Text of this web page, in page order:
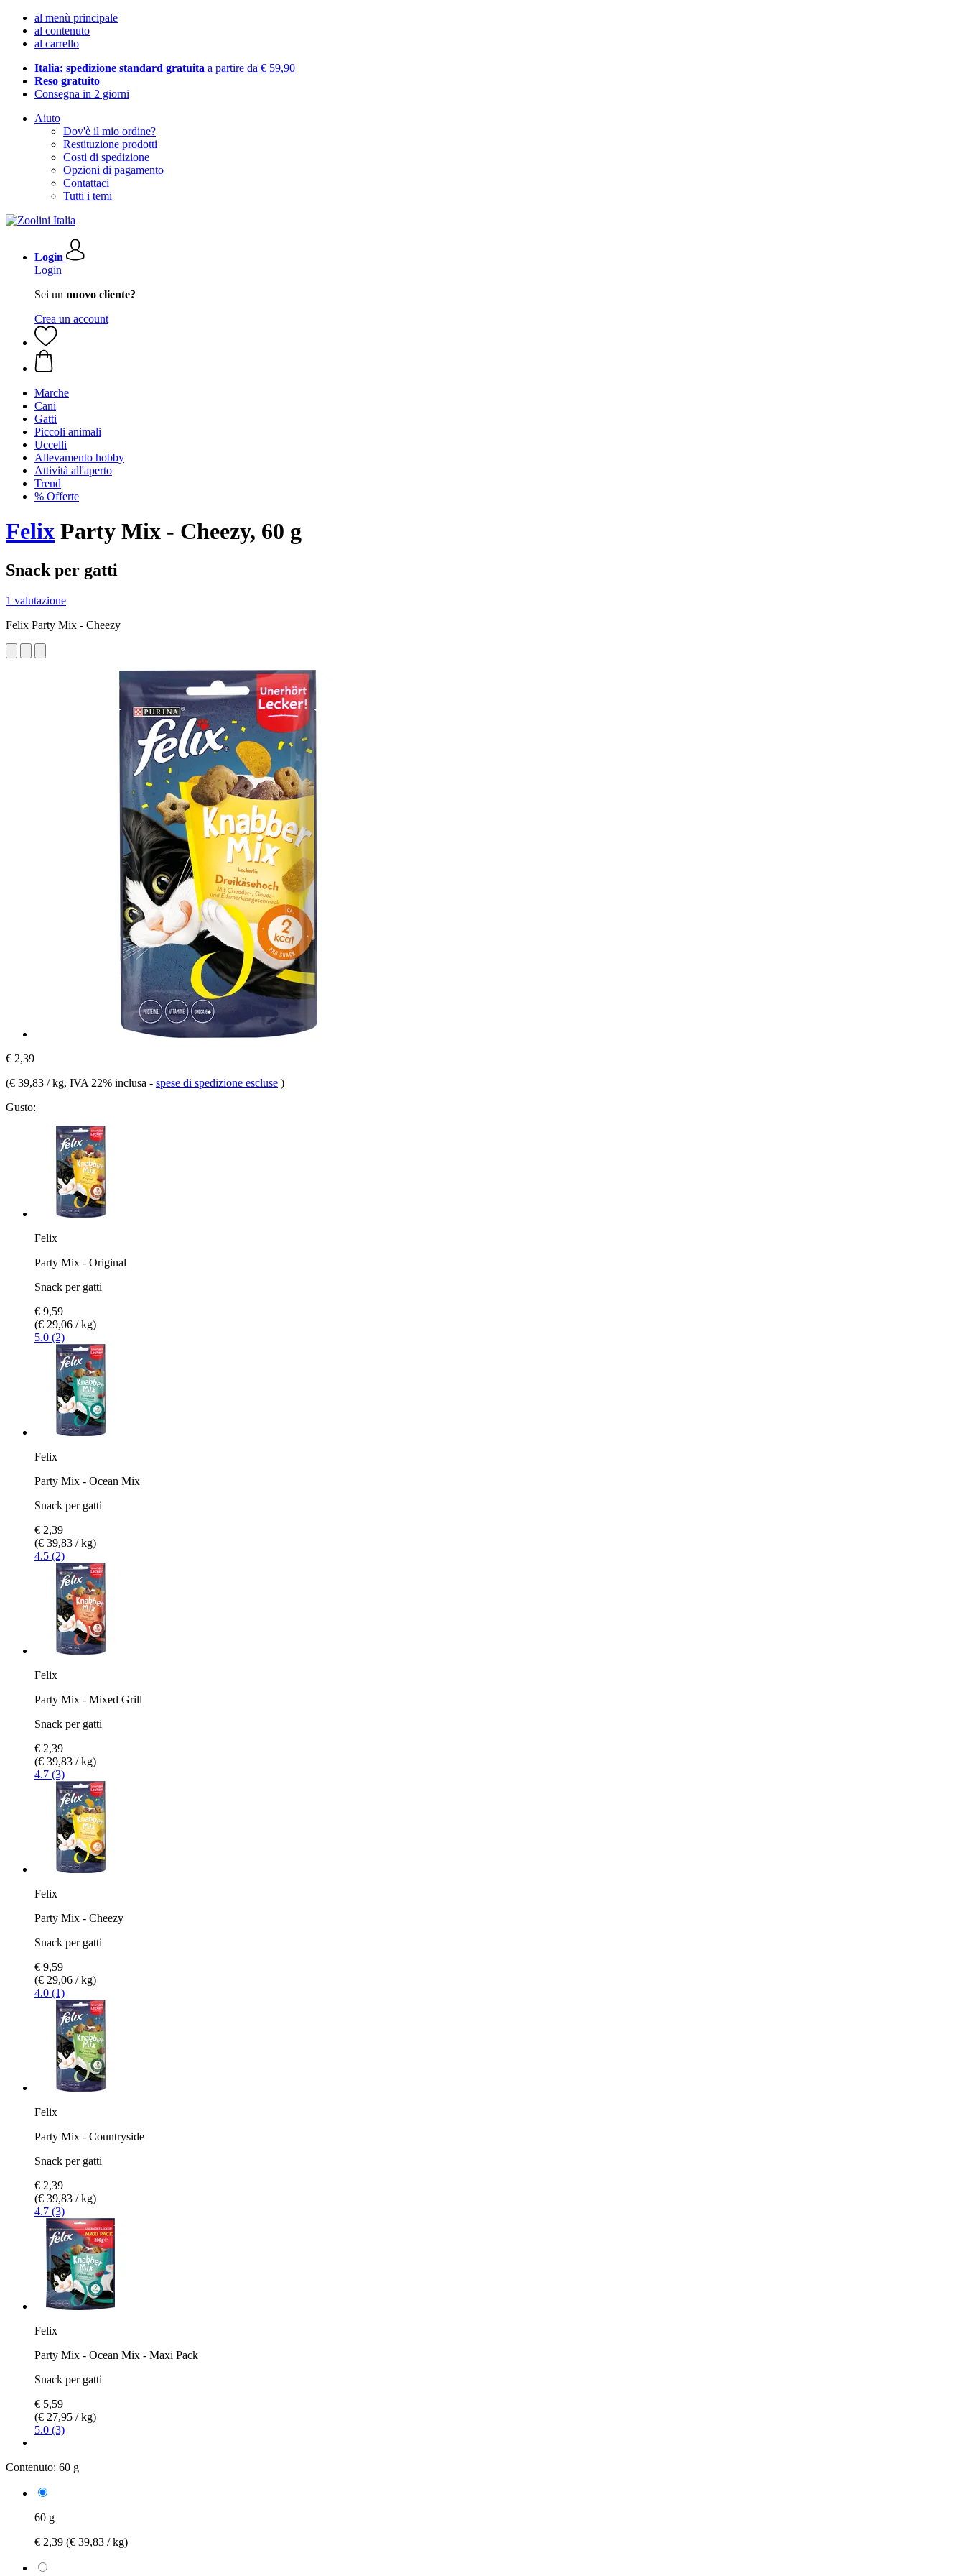
al menù principale
al contenuto
al carrello
Italia: spedizione standard gratuita a partire da € 59,90
Reso gratuito
Consegna in 2 giorni
Aiuto
Dov'è il mio ordine?
Restituzione prodotti
Costi di spedizione
Opzioni di pagamento
Contattaci
Tutti i temi
Login
Login
Sei un nuovo cliente?
Crea un account
Marche
Cani
Gatti
Piccoli animali
Uccelli
Allevamento hobby
Attività all'aperto
Trend
% Offerte
Felix Party Mix - Cheezy, 60 g
Snack per gatti
1 valutazione
Felix Party Mix - Cheezy
€ 2,39
(€ 39,83 / kg, IVA 22% inclusa - spese di spedizione escluse )
Gusto:
Felix
Party Mix - Original
Snack per gatti
€ 9,59
(€ 29,06 / kg)
5.0 (2)
Felix
Party Mix - Ocean Mix
Snack per gatti
€ 2,39
(€ 39,83 / kg)
4.5 (2)
Felix
Party Mix - Mixed Grill
Snack per gatti
€ 2,39
(€ 39,83 / kg)
4.7 (3)
Felix
Party Mix - Cheezy
Snack per gatti
€ 9,59
(€ 29,06 / kg)
4.0 (1)
Felix
Party Mix - Countryside
Snack per gatti
€ 2,39
(€ 39,83 / kg)
4.7 (3)
Felix
Party Mix - Ocean Mix - Maxi Pack
Snack per gatti
€ 5,59
(€ 27,95 / kg)
5.0 (3)
Contenuto: 60 g
60 g
€ 2,39 (€ 39,83 / kg)